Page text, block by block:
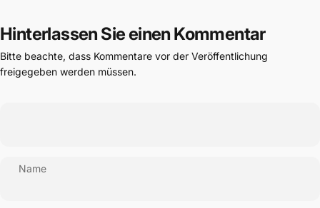
Hinterlassen Sie einen Kommentar
Bitte beachte, dass Kommentare vor der Veröffentlichung
freigegeben werden müssen.
Name